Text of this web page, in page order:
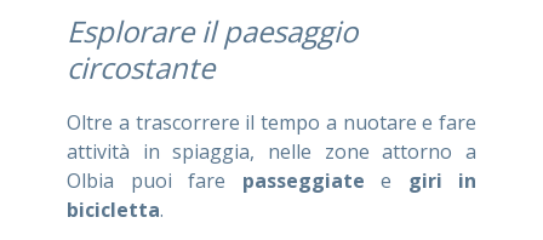
Esplorare il paesaggio
circostante
Oltre a trascorrere il tempo a nuotare e fare
attività in spiaggia, nelle zone attorno a
Olbia puoi fare passeggiate e giri in
bicicletta.